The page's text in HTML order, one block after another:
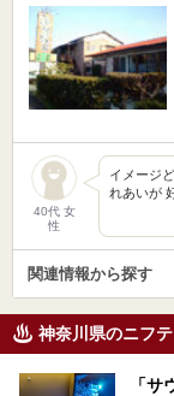
40代 女
性
イメージ
れあいが
関連情報から探す
神奈川県のニフ
「